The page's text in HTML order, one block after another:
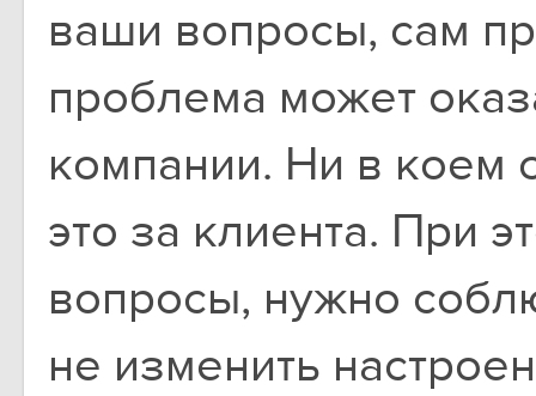
ваши вопросы, сам
проблема может
компании. Ни в коем
это за клиента. При
вопросы, нужно
не изменить